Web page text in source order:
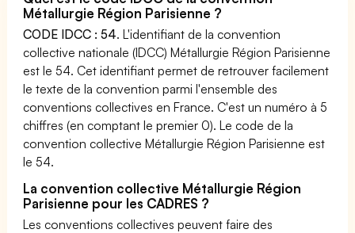
Métallurgie Région Parisienne ?
CODE IDCC : 54. L'identifiant de la convention
collective nationale (IDCC) Métallurgie Région Parisienne
est le 54. Cet identifiant permet de retrouver facilement
le texte de la convention parmi l'ensemble des
conventions collectives en France. C'est un numéro à 5
chiffres (en comptant le premier 0). Le code de la
convention collective Métallurgie Région Parisienne est
le 54.
La convention collective Métallurgie Région
Parisienne pour les CADRES ?
Les conventions collectives peuvent faire des